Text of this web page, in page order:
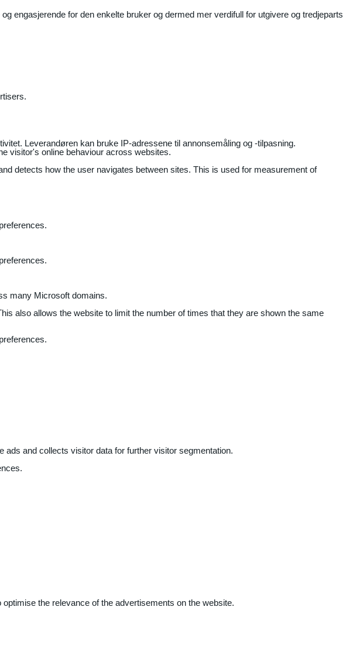
engasjerende for den enkelte bruker og dermed mer verdifull for utgivere og tredjeparts
Leverandøren kan bruke IP-adressene til annonsemåling og -tilpasning.
visitor's online behaviour across websites.
detects how the user navigates between sites. This is used for measurement of
many Microsoft domains.
also allows the website to limit the number of times that they are shown the same
and collects visitor data for further visitor segmentation.
the relevance of the advertisements on the website.